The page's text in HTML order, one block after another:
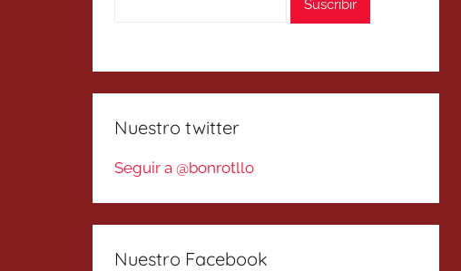
Nuestro twitter
Seguir a @bonrotllo
Nuestro Facebook